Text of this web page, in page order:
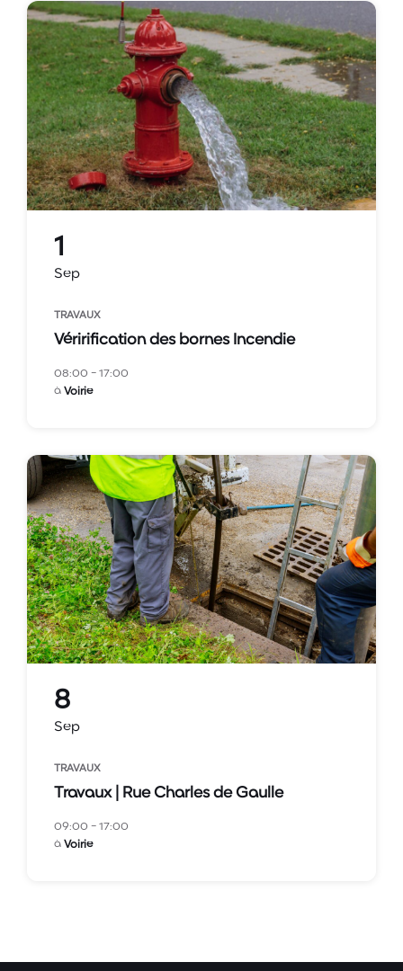
1
Sep
TRAVAUX
Vérirification des bornes Incendie
08:00 - 17:00
à Voirie
8
Sep
TRAVAUX
Travaux | Rue Charles de Gaulle
09:00 - 17:00
à Voirie